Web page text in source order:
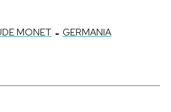
MONET - GERMANIA